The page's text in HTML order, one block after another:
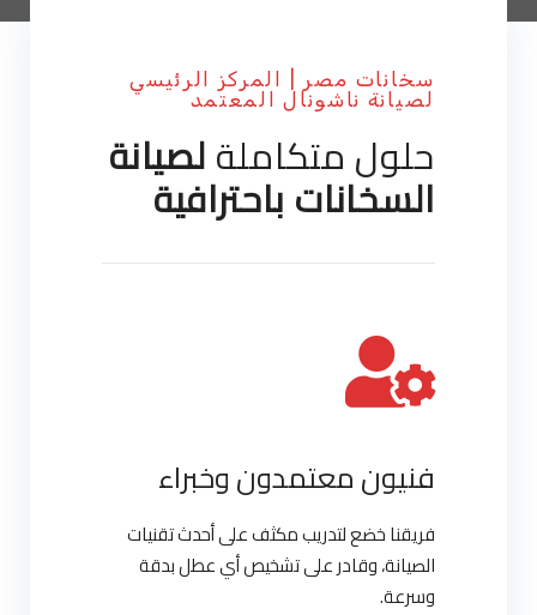
سخانات مصر | المركز الرئيسي
لصيانة ناشونال المعتمد
حلول متكاملةلصيانة
السخانات باحترافية
فنيون معتمدون وخبراء
فريقنا خضع لتدريب مكثف على أحدث تقنيات
الصيانة، وقادر على تشخيص أي عطل بدقة
وسرعة.